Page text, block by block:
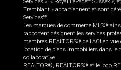
Services », « Royal LePage
Sussex »,
Tremblant » appartiennent et sont
ServicesMD.
Les marques de commerce MLS®
rapportent désignent les services
membres REALTORS® de l'ACI en vue
location de biens immobiliers dans le
collaborative.
REALTOR®, REALTORS® et le logo